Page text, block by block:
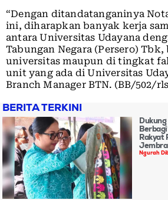
“Dengan ditandatanganinya
ini, diharapkan banyak kerja
antara Universitas Udayana
Tabungan Negara (Persero)
universitas maupun di tingkat
unit yang ada di Universitas
Branch Manager BTN. (BB/502/
BERITA TERKINI
Rakyat
Ngurah